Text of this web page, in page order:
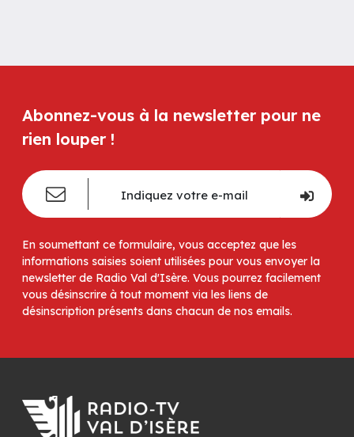
Abonnez-vous à la newsletter pour ne
rien louper !
En soumettant ce formulaire, vous acceptez que les
informations saisies soient utilisées pour vous envoyer la
newsletter de Radio Val d'Isère. Vous pourrez facilement
vous désinscrire à tout moment via les liens de
désinscription présents dans chacun de nos emails.